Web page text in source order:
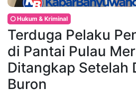
Hukum & Kriminal
Terduga Pelaku
di Pantai Pulau
Ditangkap Setelah
Buron